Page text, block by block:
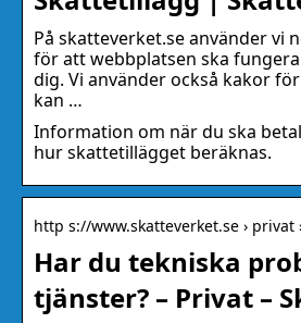
På skatteverket.se använder vi
för att webbplatsen ska
dig. Vi använder också kakor
kan …
Information om när du ska
hur skattetillägget beräknas.
http s://www.skatteverket.se › privat
Har du tekniska
tjänster? – Privat –